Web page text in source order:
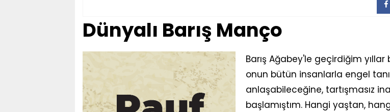
Dünyalı Barış Manço
Barış Ağabey'le geçirdiğim
onun bütün insanlarla engel
anlaşabileceğine, tartışmasız
başlamıştım. Hangi yaştan,